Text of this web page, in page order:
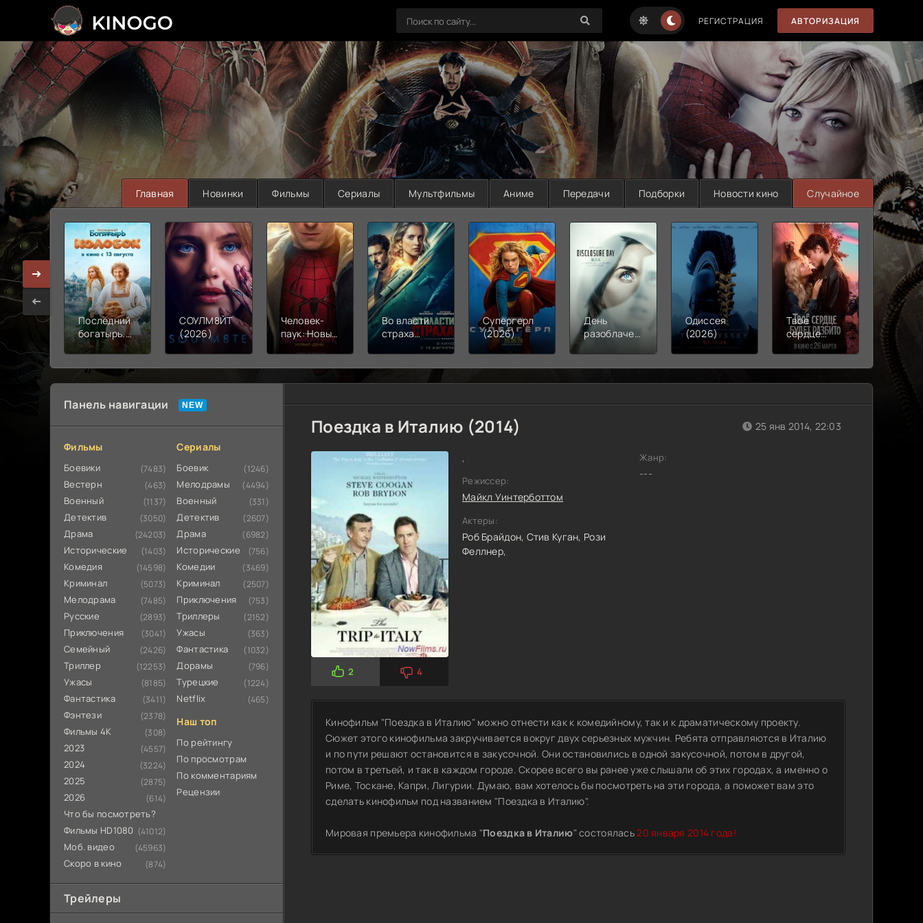
РЕГИСТРАЦИЯ АВТОРИЗАЦИЯ
>
Главная Новинки Фильмы Сериалы Мультфильмы Аниме Передачи Подборки Новости кино Случайное
Последний
богатырь.
Колобок
СОУЛМ8ЙТ
(2026)
Человек-
паук: Новый
день (2026)
Во власти
страха
Супергерл
(2026)
День
разоблачения
Одиссея
(2026)
Твое
сердце
будет
(2026)
Моана
(2026)
Панель навигации
Фильмы
Боевики (7483)
Вестерн (463)
Военный (1137)
Детектив (3050)
Драма (24203)
Исторические (1403)
Комедия (14598)
Криминал (5073)
Мелодрама (7485)
Русские (2893)
Приключения (3041)
Семейный (2426)
Триллер (12253)
Ужасы (8185)
Фантастика (3411)
Фэнтези (2378)
Фильмы 4К (308)
2023 (4557)
2024 (3224)
2025 (2875)
2026 (614)
Что бы посмотреть?
Фильмы HD1080 (41012)
Моб. видео (45963)
Скоро в кино (874)
Сериалы
Боевик (1246)
Мелодрамы (4494)
Военный (331)
Детектив (2607)
Драма (6982)
Исторические (756)
Комедии (3469)
Криминал (2507)
Приключения (753)
Триллеры (2152)
Ужасы (363)
Фантастика (1032)
Дорамы (796)
Турецкие (1224)
Netflix (465)
Наш топ
По рейтингу
По просмотрам
По комментариям
Рецензии
Трейлеры
Поездка в Италию (2014)
2 4
,
Режиссер:
Майкл Уинтерботтом
Актеры:
Роб Брайдон, Стив Куган, Рози
Феллнер,
25 янв 2014, 22:03
Жанр:
---
Кинофильм "Поездка в Италию" можно отнести как к комедийному, так и к драматическому проекту.
Сюжет этого кинофильма закручивается вокруг двух серьезных мужчин. Ребята отправляются в Италию
и по пути решают остановится в закусочной. Они остановились в одной закусочной, потом в другой,
потом в третьей, и так в каждом городе. Скорее всего вы ранее уже слышали об этих городах, а именно о
Риме, Тоскане, Капри, Лигурии. Думаю, вам хотелось бы посмотреть на эти города, а поможет вам это
сделать кинофильм под названием "Поездка в Италию".
Мировая премьера кинофильма "Поездка в Италию" состоялась20 января 2014 года!